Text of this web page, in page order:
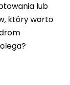
lub
który warto